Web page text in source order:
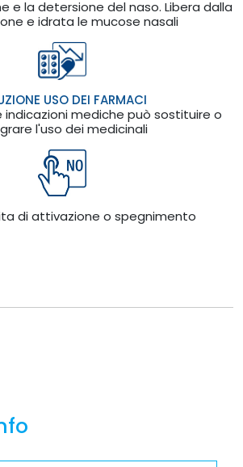
e la detersione del naso. Libera dalla
e idrata le mucose nasali
USO DEI FARMACI
indicazioni mediche può sostituire o
l'uso dei medicinali
di attivazione o spegnimento